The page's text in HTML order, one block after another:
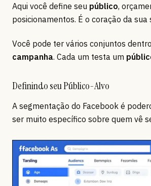
Aqui você define seu público,
posicionamentos. É o coração da sua
Você pode ter vários conjuntos
campanha. Cada um testa um
Definindo seu Público-Alvo
A segmentação do Facebook é
ser muito específico sobre quem vê